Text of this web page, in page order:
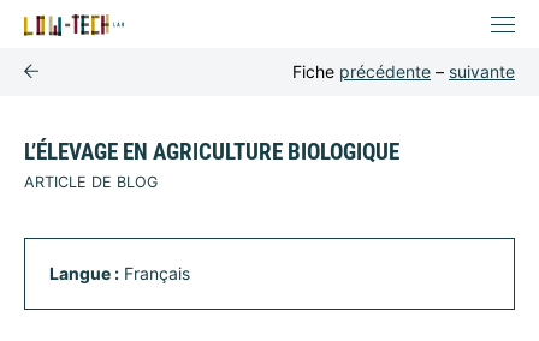
Fiche précédente – suivante
L’ÉLEVAGE EN AGRICULTURE BIOLOGIQUE
ARTICLE DE BLOG
Langue : Français